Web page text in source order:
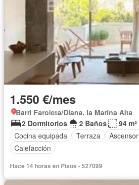
1.550 €/mes
Barri Faroleta/Diana, la Marina Alta
2 Dormitorios
2 Baños
94 m²
Cocina equipada
Terraza Ascensor
Calefacción
Hace 14 horas en Pisos - 527099